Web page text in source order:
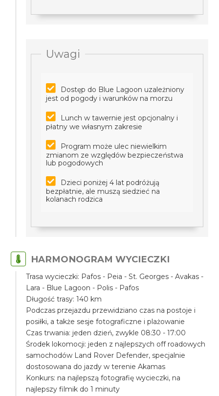
Uwagi
Dostęp do Blue Lagoon uzależniony
jest od pogody i warunków na morzu
Lunch w tawernie jest opcjonalny i
płatny we własnym zakresie
Program może ulec niewielkim
zmianom ze względów bezpieczeństwa
lub pogodowych
Dzieci poniżej 4 lat podróżują
bezpłatnie, ale muszą siedzieć na
kolanach rodzica
HARMONOGRAM WYCIECZKI
Trasa wycieczki: Pafos - Peia - St. Georges - Avakas -
Lara - Blue Lagoon - Polis - Pafos
Długość trasy: 140 km
Podczas przejazdu przewidziano czas na postoje i
posiłki, a także sesje fotograficzne i plażowanie
Czas trwania: jeden dzień, zwykle 08:30 - 17:00
Środek lokomocji: jeden z najlepszych off roadowych
samochodów Land Rover Defender, specjalnie
dostosowana do jazdy w terenie Akamas
Konkurs: na najlepszą fotografię wycieczki, na
najlepszy filmik do 1 minuty